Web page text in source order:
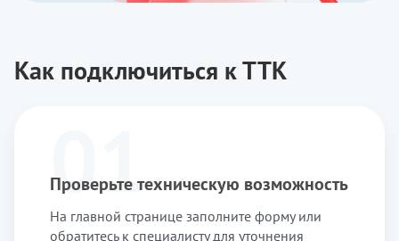
Как подключиться к ТТК
01
Проверьте техническую возможность
На главной странице заполните форму или
обратитесь к специалисту для уточнения